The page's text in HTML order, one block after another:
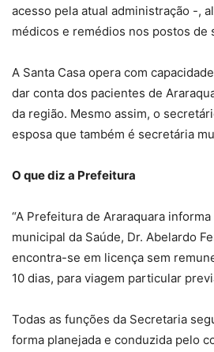
acesso pela atual administração -,
médicos e remédios nos postos de
A Santa Casa opera com
dar conta dos pacientes de
da região. Mesmo assim, o
esposa que também é secretária
O que diz a Prefeitura
“A Prefeitura de Araraquara
municipal da Saúde, Dr. Abelardo
encontra-se em licença sem
10 dias, para viagem particular
Todas as funções da Secretaria
forma planejada e conduzida pelo